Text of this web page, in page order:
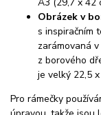
Obrázek v
s inspiračním
zarámovaná
z borového
je velký 22,5
Pro rámečky